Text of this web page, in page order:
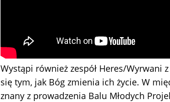
Wystąpi również zespół Heres/
się tym, jak Bóg zmienia ich życie. W
znany z prowadzenia Balu Młodych